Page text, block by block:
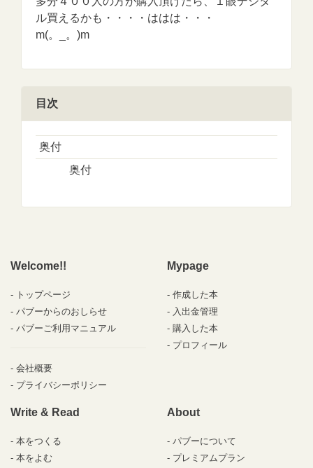
ル買えるかも・・・・ははは・・・
m(。_。)m
目次
奥付
奥付
Welcome!!
トップページ
パブーからのおしらせ
パブーご利用マニュアル
会社概要
プライバシーポリシー
Mypage
作成した本
入出金管理
購入した本
プロフィール
Write & Read
本をつくる
本をよむ
About
パブーについて
プレミアムプラン